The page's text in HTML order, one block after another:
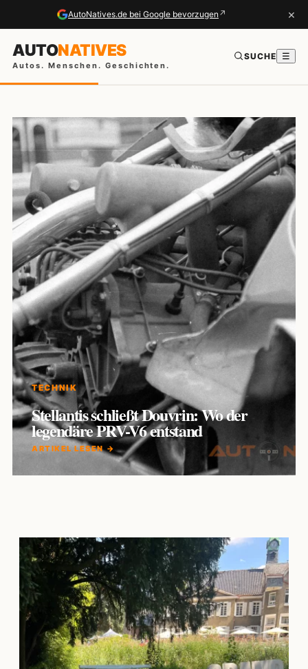
AutoNatives.de bei Google bevorzugen ↗ ×
AUTONATIVES
Autos. Menschen. Geschichten.
SUCHE ☰
TECHNIK
Stellantis schließt Douvrin: Wo der
legendäre PRV-V6 entstand
ARTIKEL LESEN →